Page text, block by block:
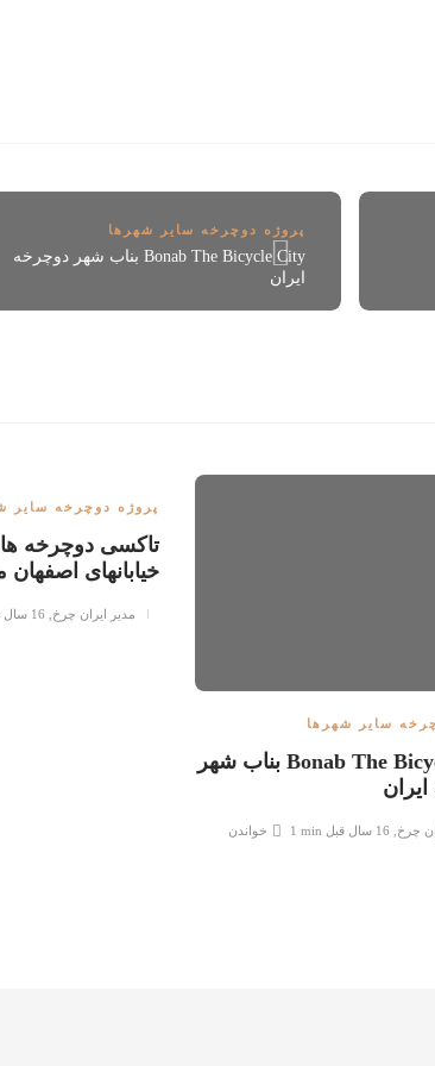
پروژه دوچرخه سایر شهرها
Bonab The Bicycle City بناب شهر دوچرخه
ایران
سایر شهرها
Bonab The Bicycle City بناب شهر
چرخ, 16 سال قبل 1 min خواندن
پروژه دوچرخه سایر
تاکسی دوچرخه
خیابانهای اصفهان
مدیر ایران چرخ, 16 سال قبل